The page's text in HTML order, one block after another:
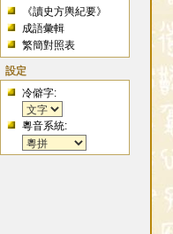
《讀史方輿紀要》
成語彙輯
繁簡對照表
設定
冷僻字:
粵音系統: